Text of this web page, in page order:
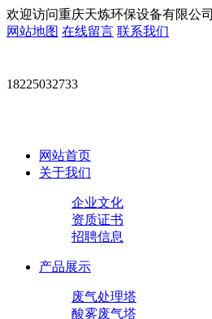
欢迎访问重庆天炼环保设备有限公司
网站地图 在线留言 联系我们
18225032733
网站首页
关于我们
企业文化
资质证书
招聘信息
产品展示
废气处理塔
酸雾废气塔